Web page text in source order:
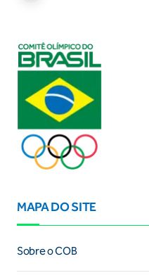
MAPA DO SITE
Sobre o COB